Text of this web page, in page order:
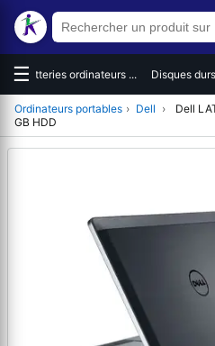
☰Batteries ordinateurs ... Disques
Ordinateurs portables › Dell ›
Dell
GB HDD